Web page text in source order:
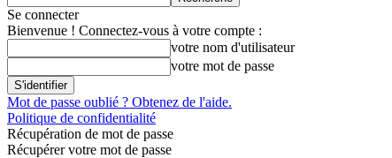
Se connecter
Bienvenue ! Connectez-vous à votre compte :
votre nom d'utilisateur
votre mot de passe
Mot de passe oublié ? Obtenez de l'aide.
Politique de confidentialité
Récupération de mot de passe
Récupérer votre mot de passe